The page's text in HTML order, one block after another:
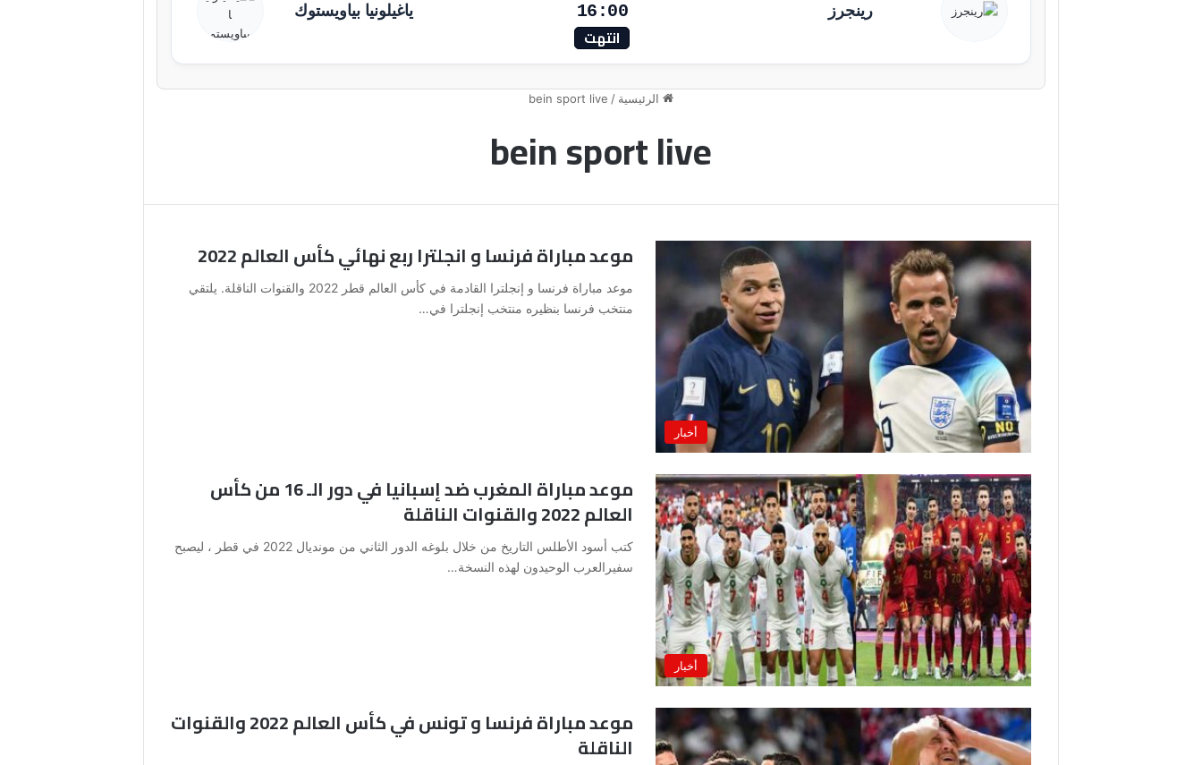
رينجرز 16:00
انتهت
ياغيلونيا بياويستوك
الرئيسية /
bein sport live
bein sport live
أخبار
موعد مباراة فرنسا و انجلترا ربع نهائي كأس العالم 2022
موعد مباراة فرنسا و إنجلترا القادمة في كأس العالم قطر 2022 والقنوات الناقلة. يلتقي
منتخب فرنسا بنظيره منتخب إنجلترا في…
أخبار
موعد مباراة المغرب ضد إسبانيا في دور الـ 16 من كأس
العالم 2022 والقنوات الناقلة
كتب أسود الأطلس التاريخ من خلال بلوغه الدور الثاني من مونديال 2022 في قطر ، ليصبح
سفيرالعرب الوحيدون لهذه النسخة…
موعد مباراة فرنسا و تونس في كأس العالم 2022 والقنوات
الناقلة